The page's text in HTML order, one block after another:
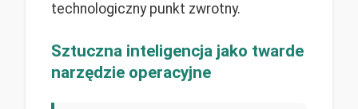
technologiczny punkt zwrotny.
Sztuczna inteligencja jako twarde
narzędzie operacyjne